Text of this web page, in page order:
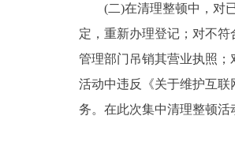
走进北京
北京概况
(二)在清理整顿中，对已
定，重新办理登记；对不
管理部门吊销其营业执照
活动中违反《关于维护互
务。在此次集中清理整顿